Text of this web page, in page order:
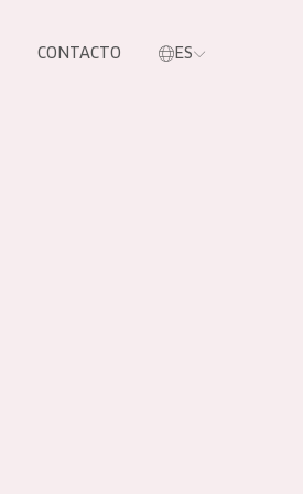
CONTACTO ES